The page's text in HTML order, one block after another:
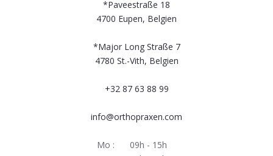
*Paveestraße 18
4700 Eupen, Belgien
*Major Long Straße 7
4780 St.-Vith, Belgien
+32 87 63 88 99
info@orthopraxen.com
Mo :
09h - 15h